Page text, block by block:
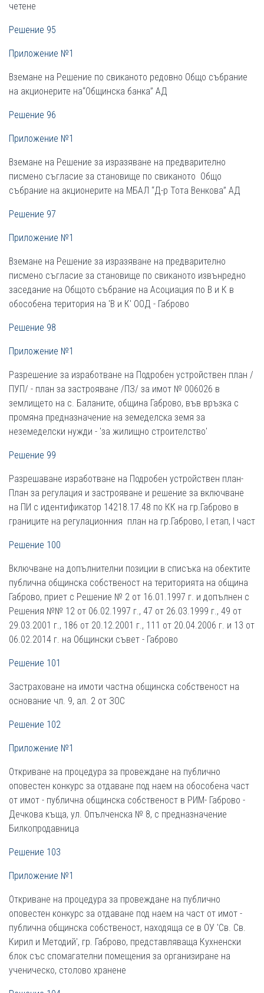
четене
Решение 95
Приложение №1
Вземане на Решение по свиканото редовно Общо събрание
на акционерите на“Общинска банка” АД
Решение 96
Приложение №1
Вземане на Решениe за изразяване на предварително
писмено съгласие за становище по свиканото Общо
събрание на акционерите на МБАЛ “Д-р Тота Венкова” АД
Решение 97
Приложение №1
Вземане на Решение за изразяване на предварително
писмено съгласие за становище по свиканото извънредно
заседание на Общото събрание на Асоциация по В и К в
обособена територия на 'В и К' ООД - Габрово
Решение 98
Приложение №1
Разрешение за изработване на Подробен устройствен план /
ПУП/ - план за застрояване /ПЗ/ за имот № 006026 в
землището на с. Баланите, община Габрово, във връзка с
промяна предназначение на земеделска земя за
неземеделски нужди - 'за жилищно строителство'
Решение 99
Разрешаване изработване на Подробен устройствен план-
План за регулация и застрояване и решение за включване
на ПИ с идентификатор 14218.17.48 по КК на гр.Габрово в
границите на регулационния план на гр.Габрово, I етап, I част
Решение 100
Включване на допълнителни позиции в списъка на обектите
публична общинска собственост на територията на община
Габрово, приет с Решение № 2 от 16.01.1997 г. и допълнен с
Решения №№ 12 от 06.02.1997 г., 47 от 26.03.1999 г., 49 от
29.03.2001 г., 186 от 20.12.2001 г., 111 от 20.04.2006 г. и 13 от
06.02.2014 г. на Общински съвет - Габрово
Решение 101
Застраховане на имоти частна общинска собственост на
основание чл. 9, ал. 2 от ЗОС
Решение 102
Приложение №1
Откриване на процедура за провеждане на публично
оповестен конкурс за отдаване под наем на обособена част
от имот - публична общинска собственост в РИМ- Габрово -
Дечкова къща, ул. Опълченска № 8, с предназначение
Билкопродавница
Решение 103
Приложение №1
Откриване на процедура за провеждане на публично
оповестен конкурс за отдаване под наем на част от имот -
публична общинска собственост, находяща се в ОУ 'Св. Св.
Кирил и Методий', гр. Габрово, представляваща Кухненски
блок със спомагателни помещения за организиране на
ученическо, столово хранене